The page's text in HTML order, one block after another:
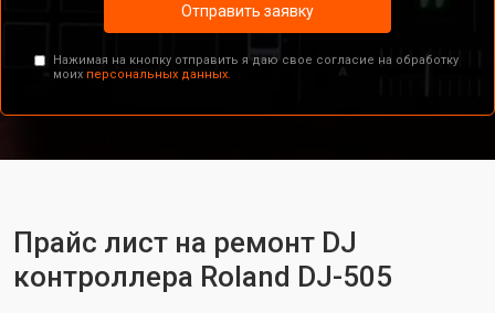
Отправить заявку
Нажимая на кнопку отправить я даю свое согласие на обработку
моих персональных данных.
Прайс лист на ремонт DJ
контроллера Roland DJ-505